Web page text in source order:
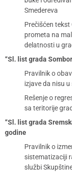
Smedereva
Prečišćen
prometa na
delatnosti u
“Sl. list grada
Pravilnik o
izjave da nisu
Rešenje o
sa teritorije
“Sl. list grada
godine
Pravilnik o
sistematizaciji
službi